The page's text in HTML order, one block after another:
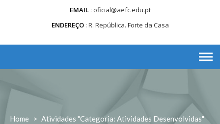
EMAIL oficial@aefc.edu.pt
ENDEREÇO R. República. Forte da Casa
Home > Atividades "Categoria: Atividades Desenvolvidas"